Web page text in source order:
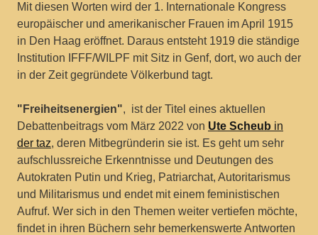
Mit diesen Worten wird der 1. Internationale Kongress
europäischer und amerikanischer Frauen im April 1915
in Den Haag eröffnet. Daraus entsteht 1919 die ständige
Institution IFFF/WILPF mit Sitz in Genf, dort, wo auch der
in der Zeit gegründete Völkerbund tagt.
"Freiheitsenergien", ist der Titel eines aktuellen
Debattenbeitrags vom März 2022 von Ute Scheub in
der taz, deren Mitbegründerin sie ist. Es geht um sehr
aufschlussreiche Erkenntnisse und Deutungen des
Autokraten Putin und Krieg, Patriarchat, Autoritarismus
und Militarismus und endet mit einem feministischen
Aufruf. Wer sich in den Themen weiter vertiefen möchte,
findet in ihren Büchern sehr bemerkenswerte Antworten